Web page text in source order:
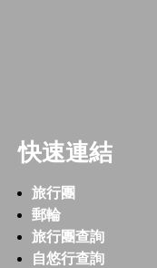
快速連結
旅行團
郵輪
旅行團查詢
自悠行查詢